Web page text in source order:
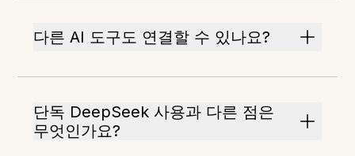
다른 AI 도구도 연결할 수 있나요?
단독 DeepSeek 사용과 다른 점은
무엇인가요?